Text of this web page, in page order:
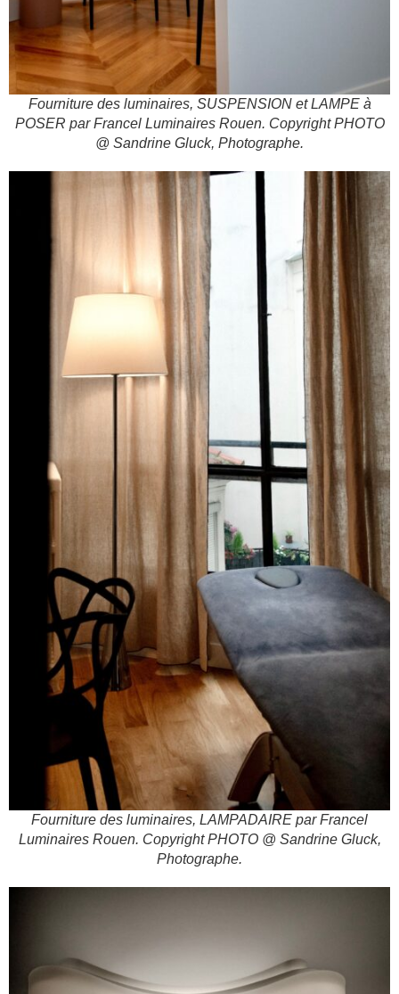
Fourniture des luminaires, SUSPENSION et LAMPE à
POSER par Francel Luminaires Rouen. Copyright PHOTO
@ Sandrine Gluck, Photographe.
Fourniture des luminaires, LAMPADAIRE par Francel
Luminaires Rouen. Copyright PHOTO @ Sandrine Gluck,
Photographe.